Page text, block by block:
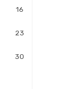
16
23
30